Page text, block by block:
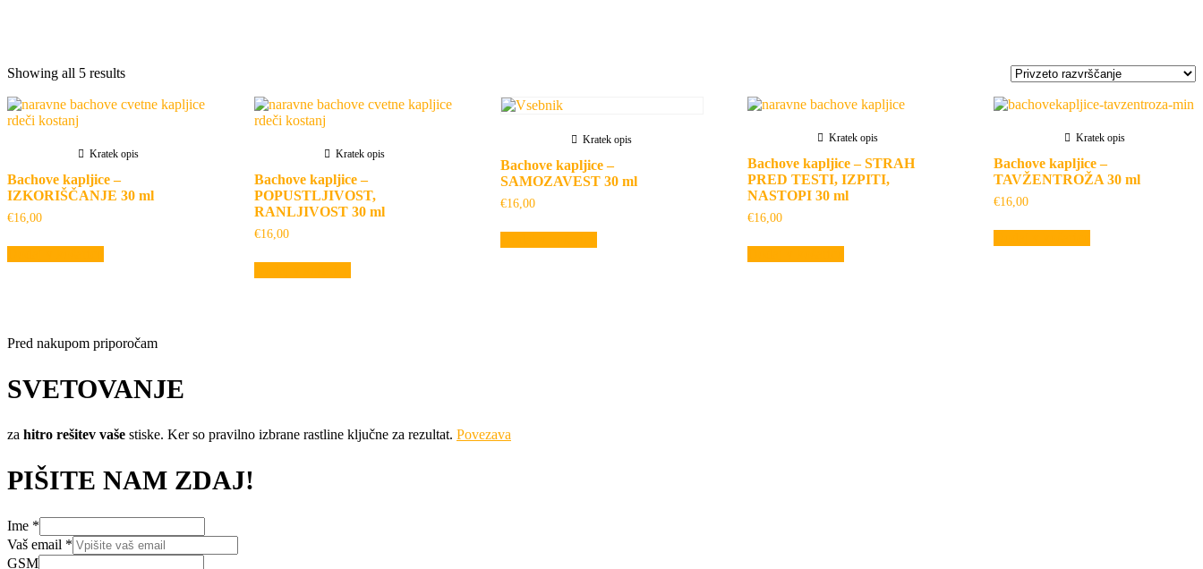
Showing all 5 results
Kratek opis
Bachove kapljice –
IZKORIŠČANJE 30 ml
€16,00
Kratek opis
Bachove kapljice –
POPUSTLJIVOST,
RANLJIVOST 30 ml
€16,00
Kratek opis
Bachove kapljice –
SAMOZAVEST 30 ml
€16,00
Kratek opis
Bachove kapljice – STRAH
PRED TESTI, IZPITI,
NASTOPI 30 ml
€16,00
Kratek opis
Bachove kapljice –
TAVŽENTROŽA 30 ml
€16,00
Pred nakupom priporočam
SVETOVANJE
za hitro rešitev vaše stiske. Ker so pravilno izbrane rastline ključne za rezultat. Povezava
PIŠITE NAM ZDAJ!
Vaš
sporočilo
Vaše
Ime *
Vaš email *
GSM